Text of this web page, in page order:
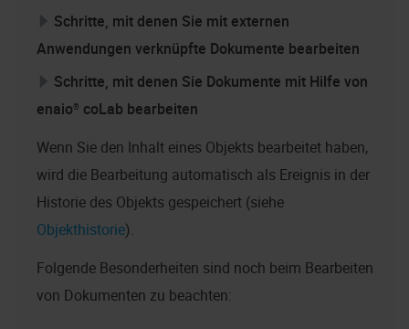
Schritte, mit denen Sie mit externen
Anwendungen verknüpfte Dokumente bearbeiten
Schritte, mit denen Sie Dokumente mit Hilfe von
enaio® coLab bearbeiten
Wenn Sie den Inhalt eines Objekts bearbeitet haben,
wird die Bearbeitung automatisch als Ereignis in der
Historie des Objekts gespeichert (siehe
Objekthistorie).
Folgende Besonderheiten sind noch beim Bearbeiten
von Dokumenten zu beachten: